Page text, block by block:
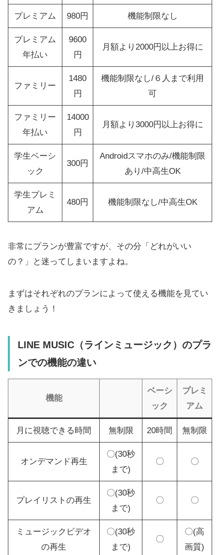
プレミアム 980円 機能制限なし
プレミアム
年払い
9600
円
月額より2000円以上お得に
ファミリー
1480
円
機能制限なし/６人まで利用
可
ファミリー
年払い
14000
円
月額より3000円以上お得に
学生ベーシ
ック
300円
Androidスマホのみ/機能制限
あり/中高生OK
学生プレミ
アム
480円 機能制限なし/中高生OK
非常にプランが豊富ですが、その分「どれがいい
の？」と迷ってしまいますよね。
まずはそれぞれのプランによって使える機能を見てい
きましょう！
LINE MUSIC（ラインミュージック）のプラ
ンでの機能の違い
機能
ベーシ
ック
プレミ
アム
月に視聴できる時間 無制限 20時間 無制限
オンデマンド再生
〇(30秒
まで)
〇 〇
プレイリストの再生
〇(30秒
まで)
〇 〇
ミュージックビデオ
の再生
〇(30秒
まで)
〇
〇(高
画質)